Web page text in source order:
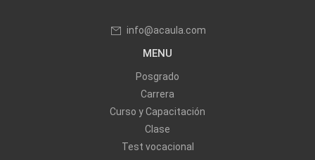
info@acaula.com
MENU
Posgrado
Carrera
Curso y Capacitación
Clase
Test vocacional